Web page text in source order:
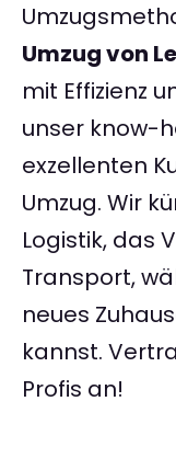
Umzug von
mit Effizienz
unser know-
exzellenten
Umzug. Wir
Logistik, das
Transport,
neues
kannst.
Profis an!